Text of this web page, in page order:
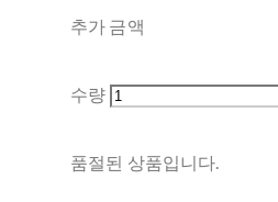
추가 금액
수량
품절된 상품입니다.